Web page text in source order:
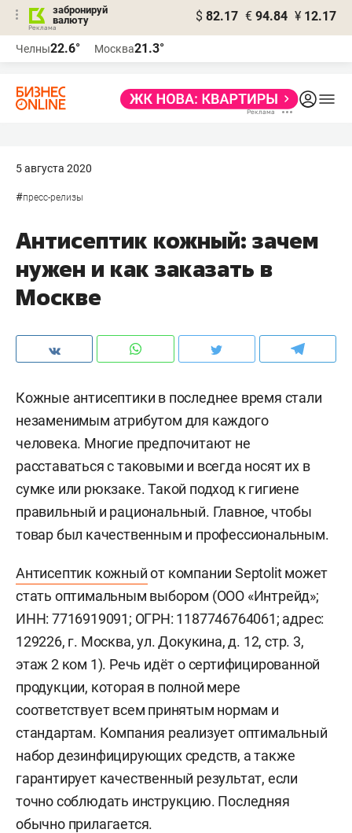
забронируй
валюту
$ 82.17 € 94.84 ¥ 12.17
Челны22.6° Москва21.3°
5 августа 2020
#пресс-релизы
Антисептик кожный: зачем
нужен и как заказать в
Москве
Кожные антисептики в последнее время стали
незаменимым атрибутом для каждого
человека. Многие предпочитают не
расставаться с таковыми и всегда носят их в
сумке или рюкзаке. Такой подход к гигиене
правильный и рациональный. Главное, чтобы
товар был качественным и профессиональным.
Антисептик кожныйот компании Septolit может
стать оптимальным выбором (ООО «Интрейд»;
ИНН: 7716919091; ОГРН: 1187746764061; адрес:
129226, г. Москва, ул. Докукина, д. 12, стр. 3,
этаж 2 ком 1). Речь идёт о сертифицированной
продукции, которая в полной мере
соответствует всем принятым нормам и
стандартам. Компания реализует оптимальный
набор дезинфицирующих средств, а также
гарантирует качественный результат, если
точно соблюдать инструкцию. Последняя
обычно прилагается.